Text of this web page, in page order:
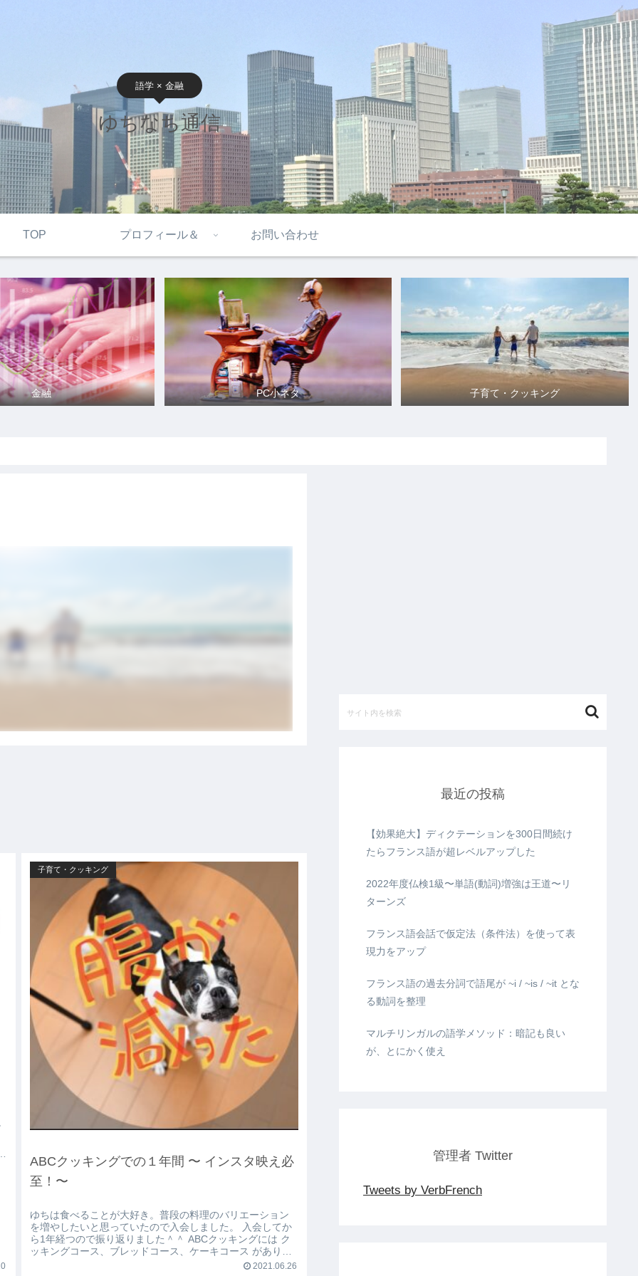
語学 × 金融
ゆちなち通信
TOP プロフィール＆ お問い合わせ
金融 PC小ネタ 子育て・クッキング
子育て・クッキング
ABCクッキングでの１年間 〜 インスタ映え必
至！〜
ゆちは食べることが大好き。普段の料理のバリエーション
を増やしたいと思っていたので入会しました。 入会してか
ら1年経つので振り返りました＾＾ ABCクッキングには ク
ッキングコース、ブレッドコース、ケーキコース がありま
2021.06.26
最近の投稿
【効果絶大】ディクテーションを300日間続け
たらフランス語が超レベルアップした
2022年度仏検1級〜単語(動詞)増強は王道〜リ
ターンズ
フランス語会話で仮定法（条件法）を使って表
現力をアップ
フランス語の過去分詞で語尾が ~i / ~is / ~it とな
る動詞を整理
マルチリンガルの語学メソッド：暗記も良い
が、とにかく使え
管理者 Twitter
Tweets by VerbFrench